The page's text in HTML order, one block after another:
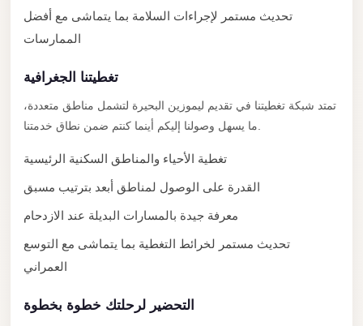
تحديث مستمر لإجراءات السلامة بما يتماشى مع أفضل
الممارسات
تغطيتنا الجغرافية
تمتد شبكة تغطيتنا في تقديم ليموزين البحيرة لتشمل مناطق متعددة،
تغطية الأحياء والمناطق السكنية الرئيسية
القدرة على الوصول لمناطق أبعد بترتيب مسبق
معرفة جيدة بالمسارات البديلة عند الازدحام
تحديث مستمر لخرائط التغطية بما يتماشى مع التوسع
العمراني
التحضير لرحلتك خطوة بخطوة
North
Coast
Service
North
Coast
Taxi
New
Cairo
Transfer